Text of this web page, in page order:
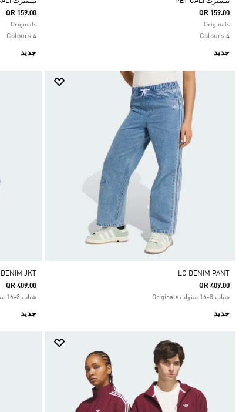
Selected
QR 159.00
Originals
4 Colours
جديد
Selected
QR 159.00
Originals
4 Colours
جديد
LO DENIM PANT
QR 409.00
شباب 8-16 سنوات Originals
جديد
JKT
QR 409.00
شباب 8-16 سنوات Originals
جديد